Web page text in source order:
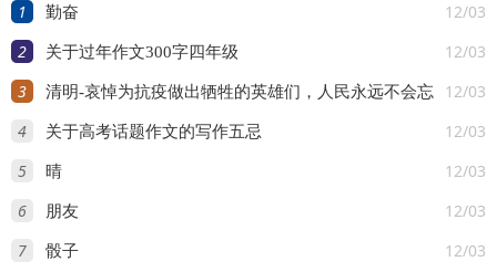
1 12/03
勤奋
2 12/03
关于过年作文300字四年级
3 12/03
清明-哀悼为抗疫做出牺牲的英雄们，人民永远不会忘
记你们。
4 12/03
关于高考话题作文的写作五忌
5 12/03
晴
6 12/03
朋友
7 12/03
骰子